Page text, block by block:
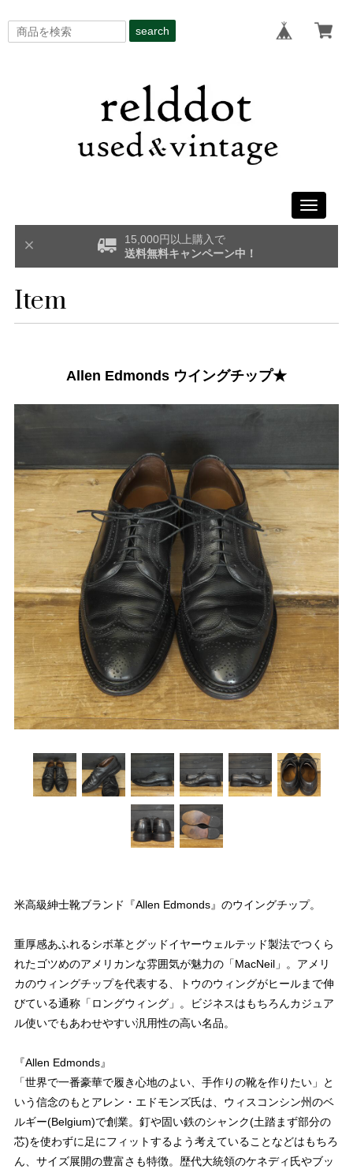
search
Toggle
15,000円以上購入で
送料無料キャンペーン中！
Item
Allen Edmonds ウイングチップ★
米高級紳士靴ブランド『Allen Edmonds』のウイングチップ。
重厚感あふれるシボ革とグッドイヤーウェルテッド製法でつくら
れたゴツめのアメリカンな雰囲気が魅力の「MacNeil」。アメリ
カのウィングチップを代表する、トウのウィングがヒールまで伸
びている通称「ロングウィング」。ビジネスはもちろんカジュア
ル使いでもあわせやすい汎用性の高い名品。
『Allen Edmonds』
「世界で一番豪華で履き心地のよい、手作りの靴を作りたい」と
いう信念のもとアレン・エドモンズ氏は、ウィスコンシン州のベ
ルギー(Belgium)で創業。釘や固い鉄のシャンク(土踏まず部分の
芯)を使わずに足にフィットするよう考えていることなどはもちろ
ん、サイズ展開の豊富さも特徴。歴代大統領のケネディ氏やブッ